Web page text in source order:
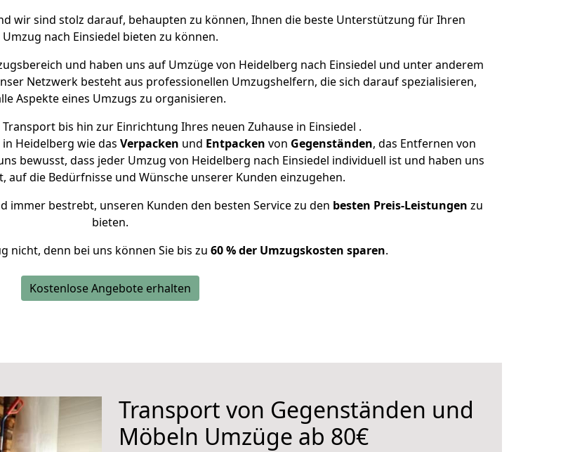
wir sind stolz darauf, behaupten zu können, Ihnen die beste Unterstützung für Ihren
Umzug nach Einsiedel bieten zu können.
und haben uns auf Umzüge von Heidelberg nach Einsiedel und unter anderem
Netzwerk besteht aus professionellen Umzugshelfern, die sich darauf spezialisieren,
Aspekte eines Umzugs zu organisieren.
bis hin zur Einrichtung Ihres neuen Zuhause in Einsiedel .
Heidelberg wie das Verpacken und Entpacken von Gegenständen, das Entfernen von
bewusst, dass jeder Umzug von Heidelberg nach Einsiedel individuell ist und haben uns
auf die Bedürfnisse und Wünsche unserer Kunden einzugehen.
immer bestrebt, unseren Kunden den besten Service zu den besten Preis-Leistungen zu
bieten.
nicht, denn bei uns können Sie bis zu 60 % der Umzugskosten sparen.
Kostenlose Angebote erhalten
Transport von Gegenständen und
Möbeln Umzüge ab 80€